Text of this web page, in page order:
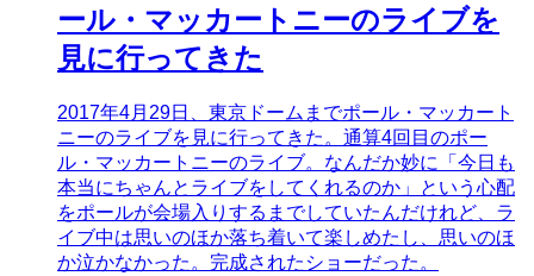
ール・マッカートニーのライブを
見に行ってきた
2017年4月29日、東京ドームまでポール・マッカート
ニーのライブを見に行ってきた。通算4回目のポー
ル・マッカートニーのライブ。なんだか妙に「今日も
本当にちゃんとライブをしてくれるのか」という心配
をポールが会場入りするまでしていたんだけれど、ラ
イブ中は思いのほか落ち着いて楽しめたし、思いのほ
か泣かなかった。完成されたショーだった。